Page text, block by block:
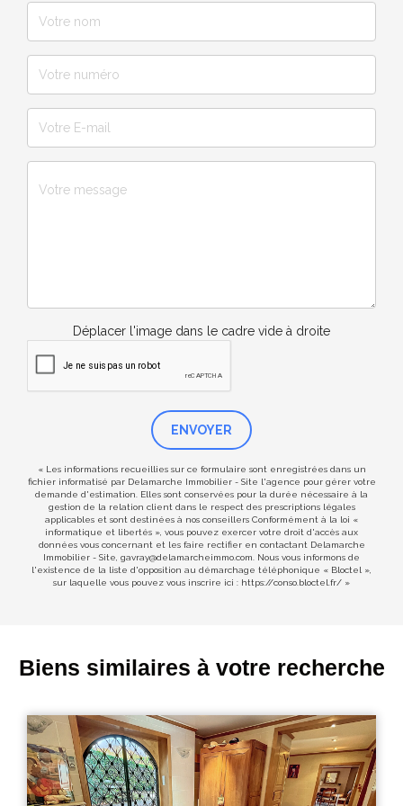
Déplacer l'image dans le cadre vide à droite
ENVOYER
« Les informations recueillies sur ce formulaire sont enregistrées dans un
fichier informatisé par Delamarche Immobilier - Site l'agence pour gérer votre
demande d'estimation. Elles sont conservées pour la durée nécessaire à la
gestion de la relation client dans le respect des prescriptions légales
applicables et sont destinées à nos conseillers Conformément à la loi «
informatique et libertés », vous pouvez exercer votre droit d'accès aux
données vous concernant et les faire rectifier en contactant Delamarche
Immobilier - Site, gavray@delamarcheimmo.com. Nous vous informons de
l'existence de la liste d'opposition au démarchage téléphonique « Bloctel »,
sur laquelle vous pouvez vous inscrire ici : https://conso.bloctel.fr/ »
Biens similaires à votre recherche